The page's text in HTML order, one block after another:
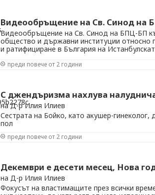
Видеообръщение на Св. Синод на
Видеообръщение на Св. Синод на БПЦ-БП
общество и държавни институции относно
и ратифициране в България на
преди повече от 2 години
С джендъризма нахлува
на Д-р Илия Илиев
Сестрата на Бойко, като акушер-гинеколог,
пол
преди повече от 2 години
Декември е десети месец, Нова
на Д-р Илия Илиев
Фокусът на властимащите през всички